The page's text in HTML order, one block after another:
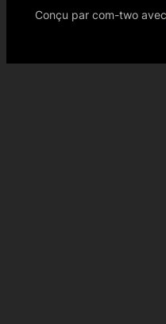
Conçu par com-two avec